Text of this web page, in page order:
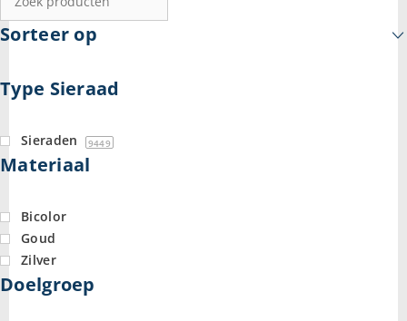
Sorteer op
Type Sieraad
Sieraden 9449
Materiaal
Bicolor
Goud
Zilver
Doelgroep